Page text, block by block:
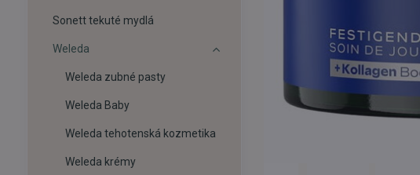
Sonett tekuté mydlá
Weleda
Weleda zubné pasty
Weleda Baby
Weleda tehotenská kozmetika
Weleda krémy